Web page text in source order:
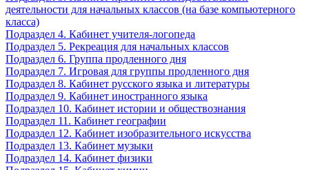
деятельности для начальных классов (на базе компьютерного
класса)
Подраздел 4. Кабинет учителя-логопеда
Подраздел 5. Рекреация для начальных классов
Подраздел 6. Группа продленного дня
Подраздел 7. Игровая для группы продленного дня
Подраздел 8. Кабинет русского языка и литературы
Подраздел 9. Кабинет иностранного языка
Подраздел 10. Кабинет истории и обществознания
Подраздел 11. Кабинет географии
Подраздел 12. Кабинет изобразительного искусства
Подраздел 13. Кабинет музыки
Подраздел 14. Кабинет физики